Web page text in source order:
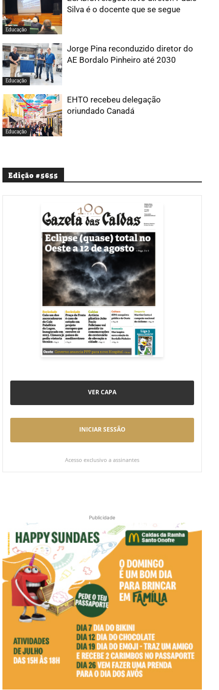
Educação
Silva é o docente que se segue
Educação
Jorge Pina reconduzido diretor do
AE Bordalo Pinheiro até 2030
Educação
EHTO recebeu delegação
oriundado Canadá
Edição #5655
VER CAPA
INICIAR SESSÃO
Acesso exclusivo a assinantes
Publicidade